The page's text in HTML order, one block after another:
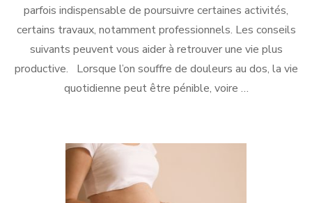
parfois indispensable de poursuivre certaines activités,
certains travaux, notamment professionnels. Les conseils
suivants peuvent vous aider à retrouver une vie plus
productive. Lorsque l’on souffre de douleurs au dos, la vie
quotidienne peut être pénible, voire …